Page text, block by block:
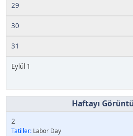
29
30
31
Eylül 1
2
Tatiller: Labor Day